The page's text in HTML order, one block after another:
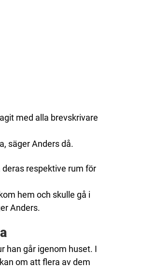
med alla brevskrivare
säger Anders då.
respektive rum för
hem och skulle gå i
Anders.
han går igenom huset. I
om att flera av dem